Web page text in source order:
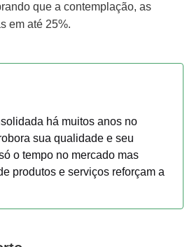
que a contemplação, as
em até 25%.
há muitos anos no
sua qualidade e seu
o tempo no mercado mas
produtos e serviços reforçam a